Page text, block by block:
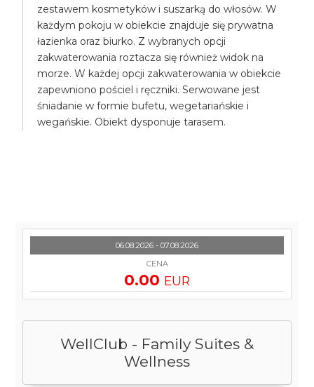
zestawem kosmetyków i suszarką do włosów. W
każdym pokoju w obiekcie znajduje się prywatna
łazienka oraz biurko. Z wybranych opcji
zakwaterowania roztacza się również widok na
morze. W każdej opcji zakwaterowania w obiekcie
zapewniono pościel i ręczniki. Serwowane jest
śniadanie w formie bufetu, wegetariańskie i
wegańskie. Obiekt dysponuje tarasem.
WellClub - Family Suites &
Wellness
06.08.2026 - 07.08.2026
CENA
0.00 EUR